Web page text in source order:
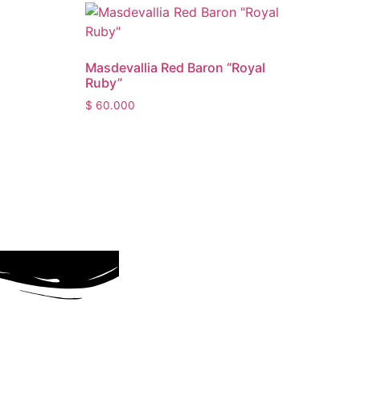
Masdevallia Red Baron “Royal
Ruby”
$ 60.000